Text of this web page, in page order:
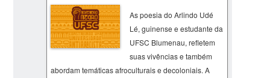
As poesia do Arlindo Udé
Lé, guinense e estudante da
UFSC Blumenau, refletem
suas vivências e também
abordam temáticas afroculturais e decoloniais. A